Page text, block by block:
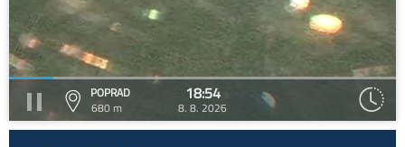
POPRAD
680 m
18:54
8. 8. 2026